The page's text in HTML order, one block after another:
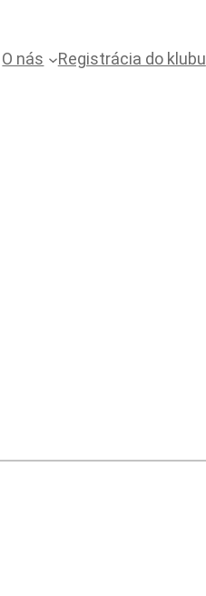
O nás Registrácia do klubu